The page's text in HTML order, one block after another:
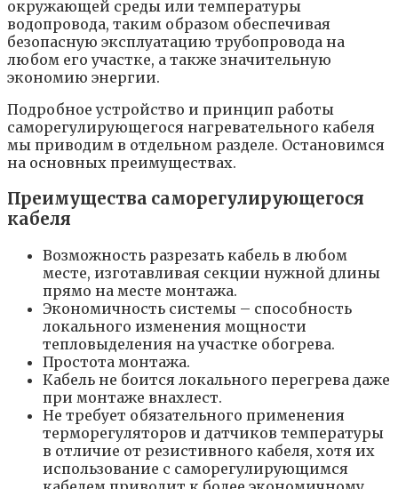
окружающей среды или температуры
водопровода, таким образом обеспечивая
безопасную эксплуатацию трубопровода на
любом его участке, а также значительную
экономию энергии.
Подробное устройство и принцип работы
саморегулирующегося нагревательного кабеля
мы приводим в отдельном разделе. Остановимся
на основных преимуществах.
Преимущества саморегулирующегося
кабеля
Возможность разрезать кабель в любом
месте, изготавливая секции нужной длины
прямо на месте монтажа.
Экономичность системы – способность
локального изменения мощности
тепловыделения на участке обогрева.
Простота монтажа.
Кабель не боится локального перегрева даже
при монтаже внахлест.
Не требует обязательного применения
терморегуляторов и датчиков температуры
в отличие от резистивного кабеля, хотя их
использование с саморегулирующимся